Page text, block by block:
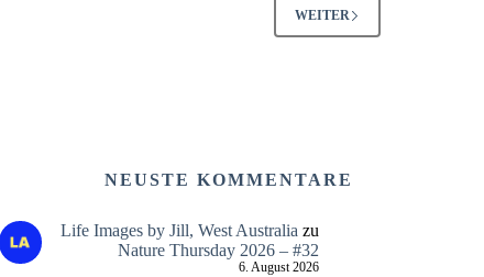
WEITER
NEUSTE KOMMENTARE
Life Images by Jill, West Australia zu
Nature Thursday 2026 – #32
6. August 2026